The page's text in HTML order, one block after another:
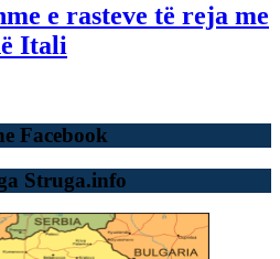
e rasteve të reja me
Itali
Facebook
Struga.info